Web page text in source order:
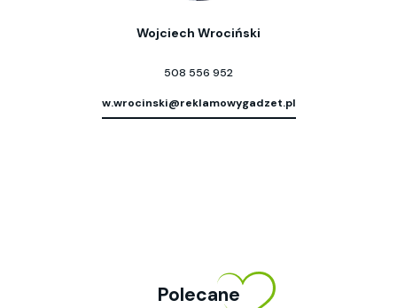
Wojciech Wrociński
508 556 952
w.wrocinski@reklamowygadzet.pl
Polecane